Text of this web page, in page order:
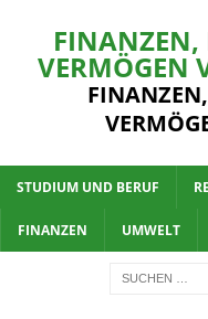
VERMÖGEN
STUDIUM UND BERUF
FINANZEN UMWELT